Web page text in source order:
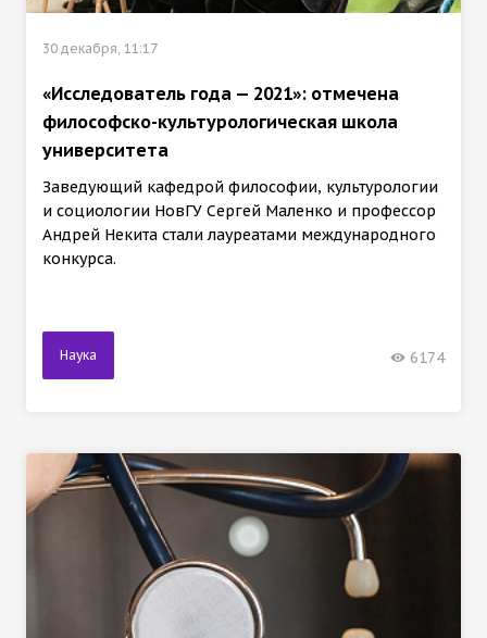
30 декабря, 11:17
«Исследователь года — 2021»: отмечена
философско-культурологическая школа
университета
Заведующий кафедрой философии, культурологии
и социологии НовГУ Сергей Маленко и профессор
Андрей Некита стали лауреатами международного
конкурса.
Наука 6174